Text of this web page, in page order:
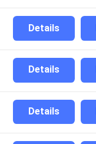
Details
Details
Details